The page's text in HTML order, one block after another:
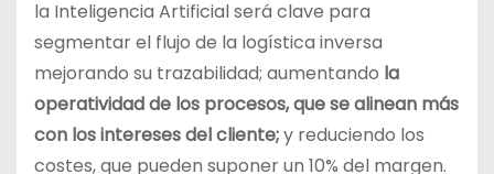
la Inteligencia Artificial será clave para
segmentar el flujo de la logística inversa
mejorando su trazabilidad; aumentando la
operatividad de los procesos, que se alinean más
con los intereses del cliente;y reduciendo los
costes, que pueden suponer un 10% del margen.